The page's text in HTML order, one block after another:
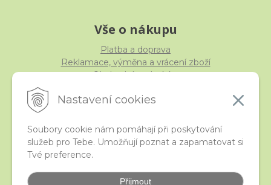
Nastavení cookies
Soubory cookie nám pomáhají při poskytování
služeb pro Tebe. Umožňují poznat a zapamatovat si
Tvé preference.
Přijmout
Vše o nákupu
Platba a doprava
Reklamace, výměna a vrácení zboží
Obchodní podmínky
iStraka
Velkoobchod